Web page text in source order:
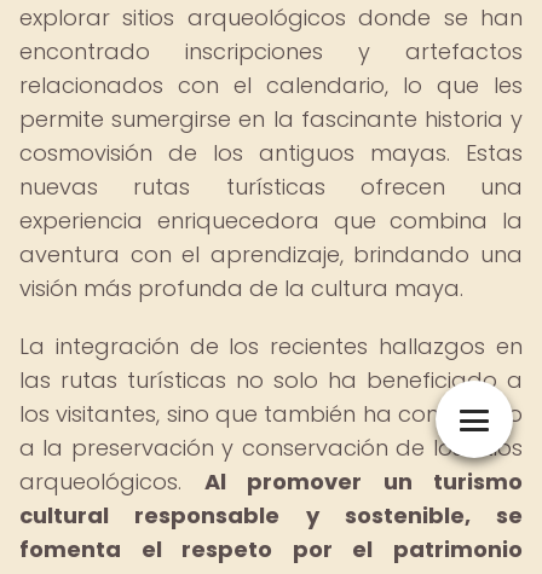
explorar sitios arqueológicos donde se han
encontrado inscripciones y artefactos
relacionados con el calendario, lo que les
permite sumergirse en la fascinante historia y
cosmovisión de los antiguos mayas. Estas
nuevas rutas turísticas ofrecen una
experiencia enriquecedora que combina la
aventura con el aprendizaje, brindando una
visión más profunda de la cultura maya.
La integración de los recientes hallazgos en
las rutas turísticas no solo ha beneficiado a
los visitantes, sino que también ha contribuido
a la preservación y conservación de los sitios
arqueológicos. Al promover un turismo
cultural responsable y sostenible, se
fomenta el respeto por el patrimonio